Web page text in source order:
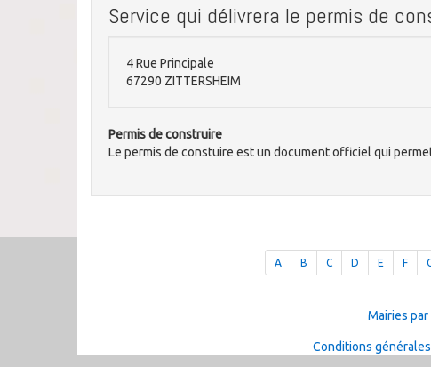
Service qui délivrera le permis de
4 Rue Principale
67290 ZITTERSHEIM
Permis de construire
Le permis de constuire est un document officiel qui
A B C D E F
Mairies
Conditions